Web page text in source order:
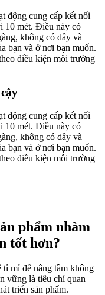
động cung cấp kết nối
10 mét. Điều này có
không có dây và
bạn và ở nơi bạn muốn.
điều kiện môi trường
động cung cấp kết nối
10 mét. Điều này có
không có dây và
bạn và ở nơi bạn muốn.
điều kiện môi trường
phẩm nhàm
tốt hơn?
tỉ mỉ để nâng tầm không
vững là tiêu chí quan
triển sản phẩm.